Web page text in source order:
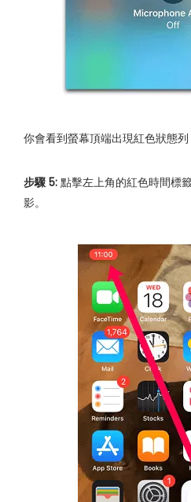
你會看到螢幕頂端出現紅色狀態列
步驟 5: 點擊左上角的紅色時間標
影。